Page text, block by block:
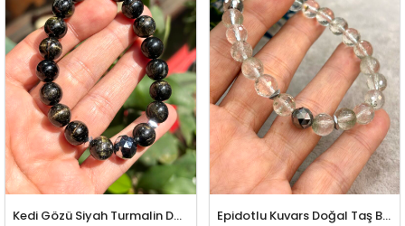
Kedi Gözü Siyah Turmalin Doğal Taş Bileklik Epidotlu Kuvars Doğal Taş Bileklik